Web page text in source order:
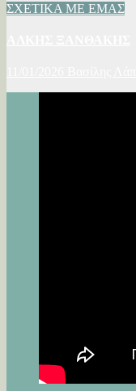
ΣΧΕΤΙΚΑ ΜΕ ΕΜΑΣ